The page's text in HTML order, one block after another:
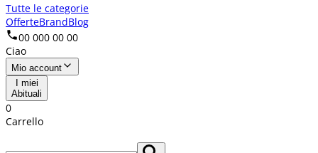
Tutte le categorie
OfferteBrandBlog
00 000 00 00
Ciao
Mio account
I miei
Abituali
0
Carrello